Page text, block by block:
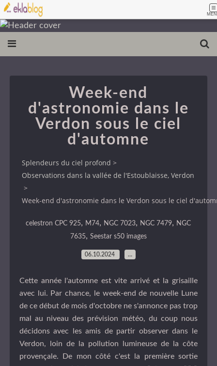
Week-end
d'astronomie dans le
Verdon sous le ciel
d'automne
Splendeurs du ciel profond >
Observations dans la vallée de l'Estoublaisse, Verdon
>
Week-end d'astronomie dans le Verdon sous le ciel
celestron CPC 925, M74, NGC 7023, NGC 7479, NGC
7635, Seestar s50 images
06.10.2024 …
Cette année l'automne est vite arrivé et la grisaille
avec lui. Par chance, le week-end de nouvelle Lune
de ce début de mois d'octobre ne s'annonce pas trop
mal au niveau des prévision météo, du coup nous
décidons avec les amis de partir observer dans le
Verdon, loin de la pollution lumineuse de la côte
provençale. De mon côté c'est la première sortie